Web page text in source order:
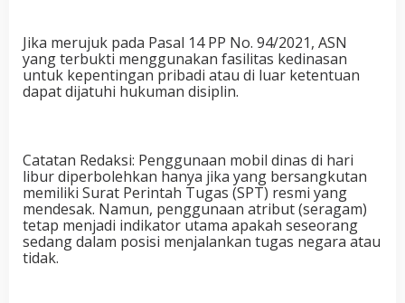
Jika merujuk pada Pasal 14 PP No. 94/2021, ASN
yang terbukti menggunakan fasilitas kedinasan
untuk kepentingan pribadi atau di luar ketentuan
dapat dijatuhi hukuman disiplin.
Catatan Redaksi: Penggunaan mobil dinas di hari
libur diperbolehkan hanya jika yang bersangkutan
memiliki Surat Perintah Tugas (SPT) resmi yang
mendesak. Namun, penggunaan atribut (seragam)
tetap menjadi indikator utama apakah seseorang
sedang dalam posisi menjalankan tugas negara atau
tidak.